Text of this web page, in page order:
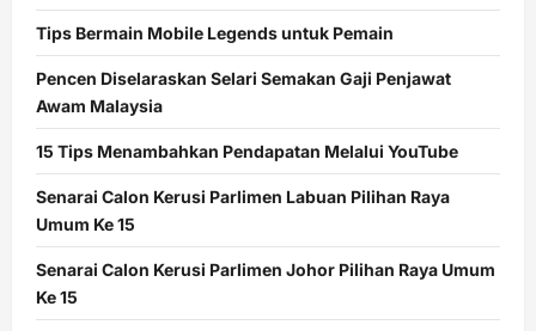
Tips Bermain Mobile Legends untuk Pemain
Pencen Diselaraskan Selari Semakan Gaji Penjawat
Awam Malaysia
15 Tips Menambahkan Pendapatan Melalui YouTube
Senarai Calon Kerusi Parlimen Labuan Pilihan Raya
Umum Ke 15
Senarai Calon Kerusi Parlimen Johor Pilihan Raya Umum
Ke 15